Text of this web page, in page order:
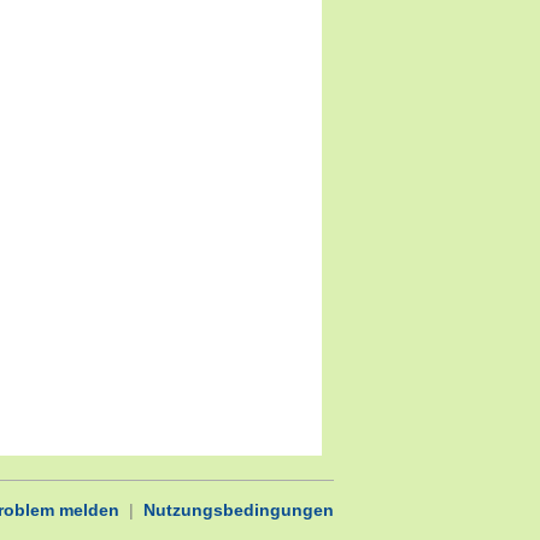
melden | Nutzungsbedingungen